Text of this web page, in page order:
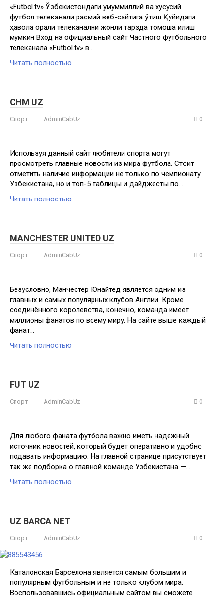
«Futbol.tv» Ўзбекистондаги умуммиллий ва хусусий
футбол телеканали расмий веб-сайтига ўтиш Қуйидаги
ҳавола орқали телеканални жонли тарзда томоша қилиш
мумкин Вход на официальный сайт Частного футбольного
телеканала «Futbol.tv» в…
Читать полностью
CHM UZ
Спорт AdminCabUz 0
Используя данный сайт любители спорта могут
просмотреть главные новости из мира футбола. Стоит
отметить наличие информации не только по чемпионату
Узбекистана, но и топ-5 таблицы и дайджесты по…
Читать полностью
MANCHESTER UNITED UZ
Спорт AdminCabUz 0
Безусловно, Манчестер Юнайтед является одним из
главных и самых популярных клубов Англии. Кроме
соединённого королевства, конечно, команда имеет
миллионы фанатов по всему миру. На сайте выше каждый
фанат…
Читать полностью
FUT UZ
Спорт AdminCabUz 0
Для любого фаната футбола важно иметь надежный
источник новостей, который будет оперативно и удобно
подавать информацию. На главной странице присутствует
так же подборка о главной команде Узбекистана —…
Читать полностью
UZ BARCA NET
Спорт AdminCabUz 0
Каталонская Барселона является самым большим и
популярным футбольным и не только клубом мира.
Воспользовавшись официальным сайтом вы сможете